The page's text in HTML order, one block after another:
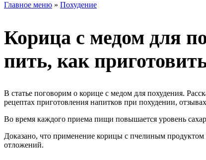
Главное меню » Похудение
Корица с медом для
пить, как
В статье поговорим о корице с медом для похудения.
рецептах приготовления напитков при похудении,
Во время каждого приема пищи повышается уровень
Доказано, что применение корицы с пчелиным
отложений.